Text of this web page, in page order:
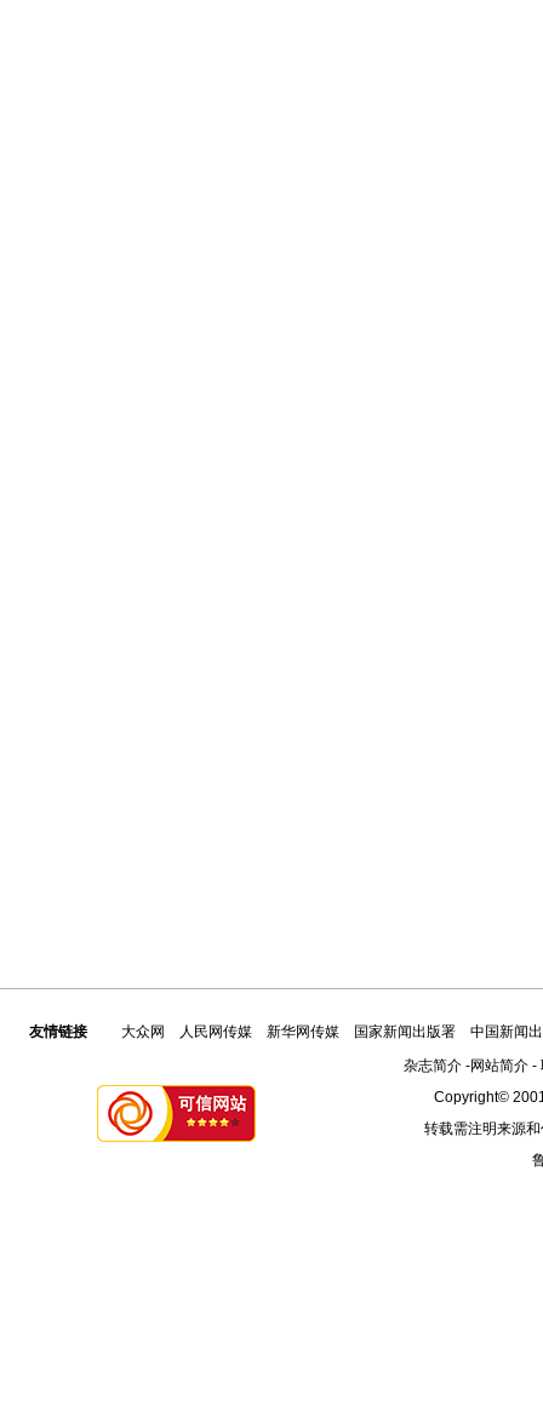
友情链接 大众网 人民网传媒 新华网传媒 国家新闻出版署
中国新闻
杂志简介-网站简介-
Copyright©
转载需注明来源